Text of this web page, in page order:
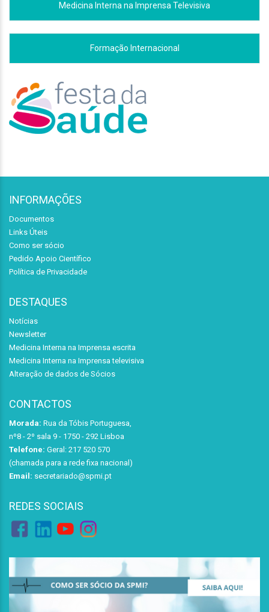
Medicina Interna na Imprensa Televisiva
Formação Internacional
INFORMAÇÕES
Documentos
Links Úteis
Como ser sócio
Pedido Apoio Científico
Política de Privacidade
DESTAQUES
Notícias
Newsletter
Medicina Interna na Imprensa escrita
Medicina Interna na Imprensa televisiva
Alteração de dados de Sócios
CONTACTOS
Morada: Rua da Tóbis Portuguesa,
nº8 - 2º sala 9 - 1750 - 292 Lisboa
Telefone: Geral: 217 520 570
(chamada para a rede fixa nacional)
Email: secretariado@spmi.pt
REDES SOCIAIS